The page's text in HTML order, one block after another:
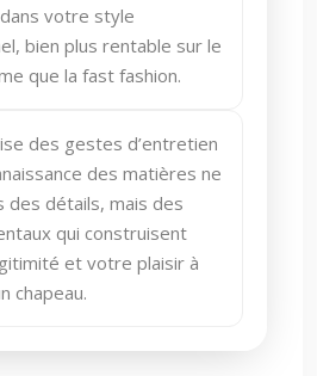
votre style
bien plus rentable sur le
que la fast fashion.
des gestes d’entretien
des matières ne
des détails, mais des
qui construisent
et votre plaisir à
chapeau.